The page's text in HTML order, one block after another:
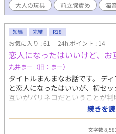
大人の玩具
前立腺責め 濁
短編 完結 R18
お気に入り : 61 24h.ポイント : 14
恋人になったはいいけど、
丸井まー（旧：まー）
タイトルまんまなお話です。 デ
と恋人になったはいいが、初セ
互いがバリネコだということが
いに行き、にゃんにゃんリバセ
女性的な美形のリバ！ ※全力で
ズさんでも公開しております！
続きを
文字数